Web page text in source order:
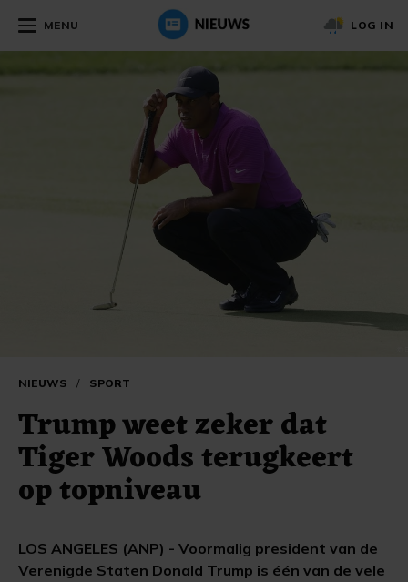
MENU LOG IN
NIEUWS / SPORT
Trump weet zeker dat
Tiger Woods terugkeert
op topniveau
LOS ANGELES (ANP) - Voormalig president van de
Verenigde Staten Donald Trump is één van de vele